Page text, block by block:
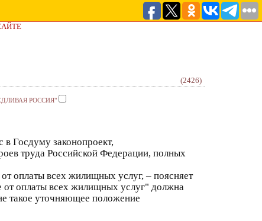
(2426)
РОССИЯ"
Госдуму законопроект,
труда Российской Федерации, полных
оплаты всех жилищных услуг, – поясняет
оплаты всех жилищных услуг" должна
такое уточняющее положение